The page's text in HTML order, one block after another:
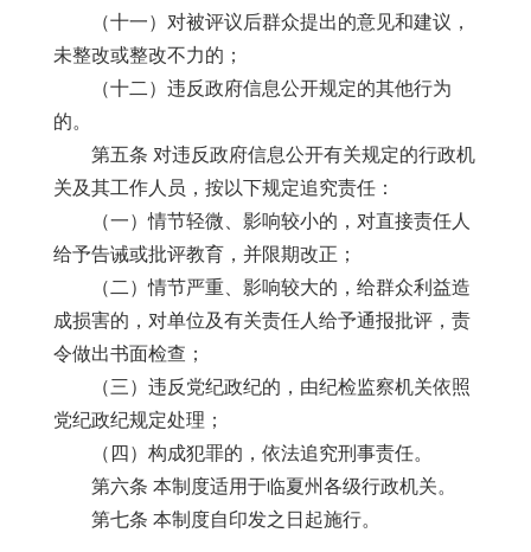
（十一）对被评议后群众提出的意见和建议，
未整改或整改不力的；
（十二）违反政府信息公开规定的其他行为
的。
第五条 对违反政府信息公开有关规定的行政机
关及其工作人员，按以下规定追究责任：
（一）情节轻微、影响较小的，对直接责任人
给予告诫或批评教育，并限期改正；
（二）情节严重、影响较大的，给群众利益造
成损害的，对单位及有关责任人给予通报批评，责
令做出书面检查；
（三）违反党纪政纪的，由纪检监察机关依照
党纪政纪规定处理；
（四）构成犯罪的，依法追究刑事责任。
第六条 本制度适用于临夏州各级行政机关。
第七条 本制度自印发之日起施行。